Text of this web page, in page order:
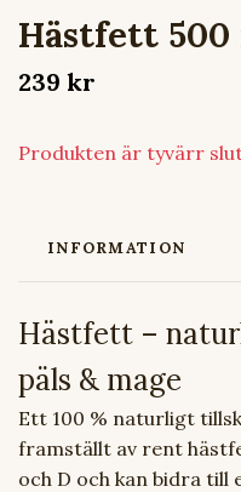
Hästfett 500
239 kr
Produkten är tyvärr
INFORMATION
Hästfett –
päls & mage
Ett 100 % naturligt
framställt av rent
och D och kan bidra till